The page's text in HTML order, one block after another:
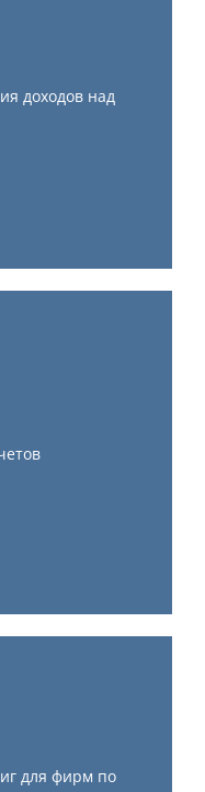
доходов над
для фирм по